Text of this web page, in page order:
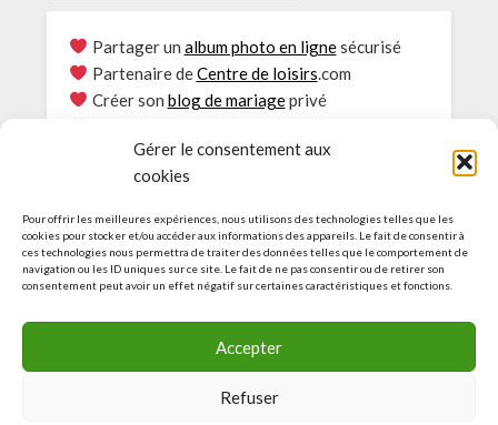
Gérer le consentement aux
cookies
Pour offrir les meilleures expériences, nous utilisons des technologies telles que les
cookies pour stocker et/ou accéder aux informations des appareils. Le fait de consentir à
ces technologies nous permettra de traiter des données telles que le comportement de
navigation ou les ID uniques sur ce site. Le fait de ne pas consentir ou de retirer son
consentement peut avoir un effet négatif sur certaines caractéristiques et fonctions.
Accepter
Refuser
Partager un album photo en lignesécurisé
Partenaire deCentre de loisirs.com
Créer son blog de mariageprivé
Partage photossécurisé
Consultations
Idées et guide pourAccueil de loisirs
Agence web :Création de site à Genève
Découvrez leservice d’e-réputation